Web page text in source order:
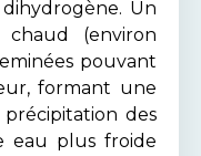
Un
(environ
pouvant
formant une
des
eau plus froide